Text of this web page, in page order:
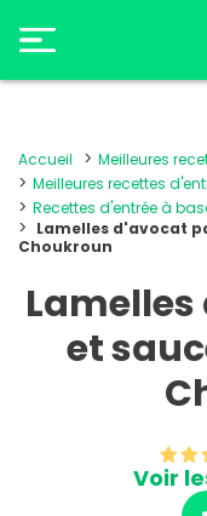
Accueil
Meilleures
Meilleures recettes
Recettes d'entrée à
Lamelles d'avocat
Choukroun
et
Voir